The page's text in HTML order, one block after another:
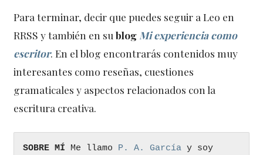
Para terminar, decir que puedes seguir a Leo en
RRSS y también en sublog Mi experiencia como
escritor. En el blog encontrarás contenidos muy
interesantes como reseñas, cuestiones
gramaticales y aspectos relacionados con la
escritura creativa.
SOBRE MÍ Me llamo P. A. García y soy